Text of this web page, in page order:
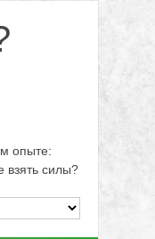
опыте:
взять силы?